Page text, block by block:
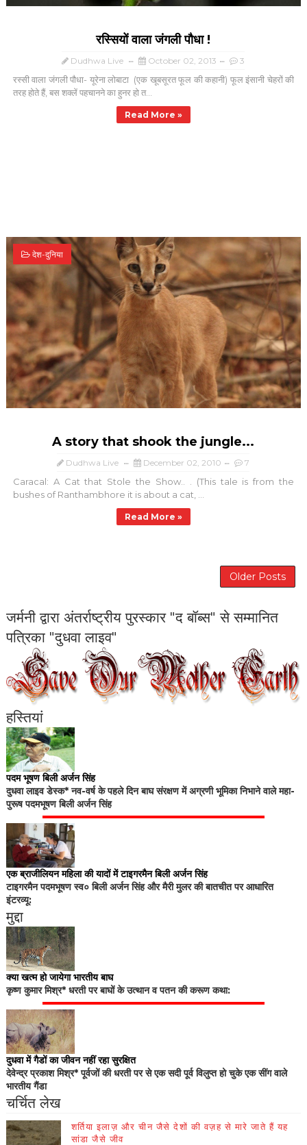
रस्सियों वाला जंगली पौधा !
Dudhwa Live October 02, 2013 3
रस्सी वाला जंगली पौधा- यूरेना लोबाटा (एक खूबसूरत फूल की कहानी) फूल इंसानी चेहरों की
तरह होते हैं, बस शक्लें पहचानने का हुनर हो त...
Read More »
देश-दुनिया
A story that shook the jungle...
Dudhwa Live December 02, 2010 7
Caracal: A Cat that Stole the Show.. . (This tale is from the
bushes of Ranthambhore it is about a cat, ...
Read More »
Older Posts
जर्मनी द्वारा अंतर्राष्ट्रीय पुरस्कार "द बॉब्स" से सम्मानित
पत्रिका "दुधवा लाइव"
हस्तियां
पदम भूषण बिली अर्जन सिंह
दुधवा लाइव डेस्क* नव-वर्ष के पहले दिन बाघ संरक्षण में अग्रणी भूमिका निभाने वाले महा-
पुरूष पदमभूषण बिली अर्जन सिंह
एक ब्राजीलियन महिला की यादों में टाइगरमैन बिली अर्जन सिंह
टाइगरमैन पदमभूषण स्व० बिली अर्जन सिंह और मैरी मुलर की बातचीत पर आधारित
इंटरव्यू:
मुद्दा
क्या खत्म हो जायेगा भारतीय बाघ
कृष्ण कुमार मिश्र* धरती पर बाघों के उत्थान व पतन की करूण कथा:
दुधवा में गैडों का जीवन नहीं रहा सुरक्षित
देवेन्द्र प्रकाश मिश्र* पूर्वजों की धरती पर से एक सदी पूर्व विलुप्त हो चुके एक सींग वाले
भारतीय गैंडा
चर्चित लेख
शर्तिया इलाज़ और चीन जैसे देशों की वज़ह से मारे जाते हैं यह
सांडा जैसे जीव